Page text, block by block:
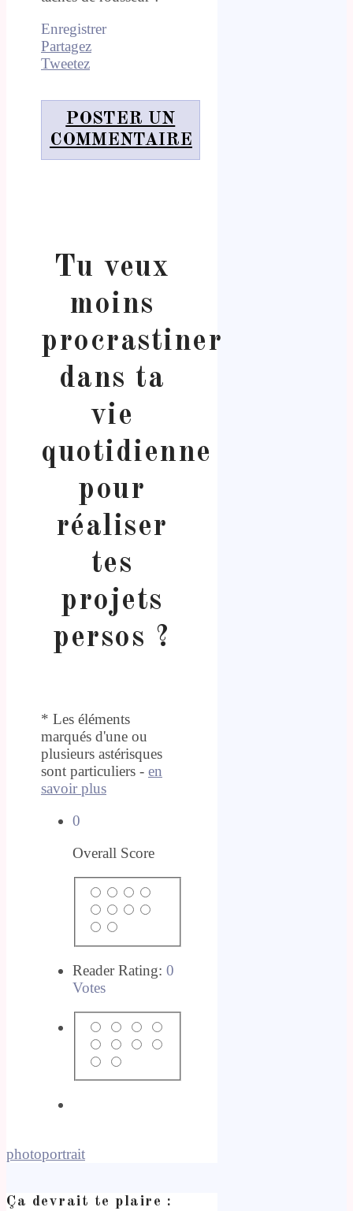
Enregistrer
Partagez
Tweetez
POSTER UN
COMMENTAIRE
Tu veux
moins
procrastiner
dans ta
vie
quotidienne
pour
réaliser
tes
projets
persos ?
* Les éléments
marqués d'une ou
plusieurs astérisques
sont particuliers - en
savoir plus
0
Overall Score
Reader Rating: 0
Votes
photoportrait
Ça devrait te plaire :